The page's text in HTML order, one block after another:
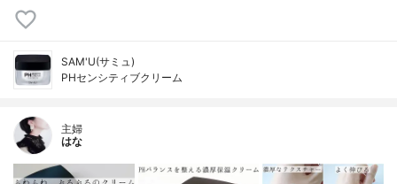
SAM'U(サミュ)
PHセンシティブクリーム
主婦
はな